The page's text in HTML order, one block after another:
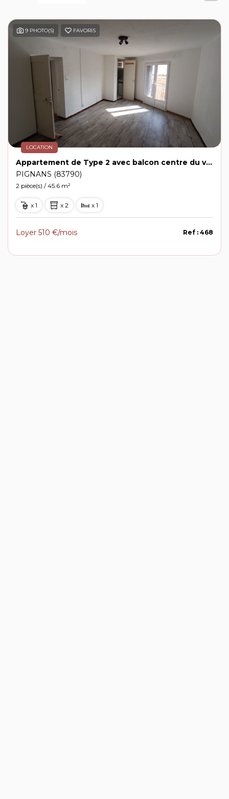
9 PHOTO(S) FAVORIS
LOCATION
Appartement de Type 2 avec balcon centre du village de PIGNANS 510€
PIGNANS (83790)
2 pièce(s) / 45.6 m²
x 1 x 2 x 1
Loyer 510 €/mois Ref : 468